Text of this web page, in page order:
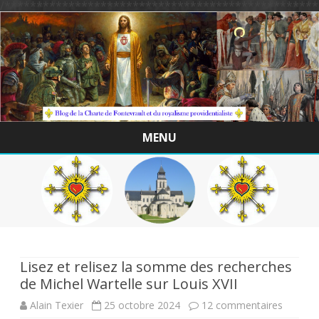
/
MENU
Skip
to
content
Lisez et relisez la somme des recherches
de Michel Wartelle sur Louis XVII
Alain Texier 25 octobre 2024 12 commentaires